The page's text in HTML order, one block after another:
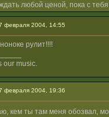
любой ценой, пока с
февраля 2004, 14:55
рулит!!!!
our music.
февраля 2004, 19:36
кем ты там меня обозвал,